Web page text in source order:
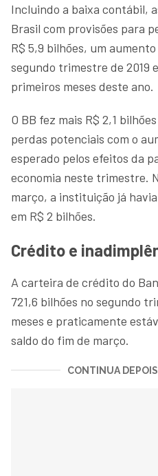
Incluindo a baixa contábil,
Brasil com provisões para
R$ 5,9 bilhões, um
segundo trimestre de 2019
primeiros meses deste ano.
O BB fez mais R$ 2,1
perdas potenciais com o
esperado pelos efeitos da
economia neste trimestre.
março, a instituição já
em R$ 2 bilhões.
Crédito e
A carteira de crédito do
721,6 bilhões no segundo
meses e praticamente
saldo do fim de março.
CONTINUA